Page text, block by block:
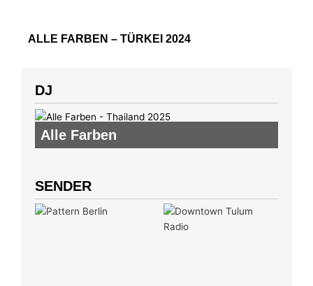
ALLE FARBEN – TÜRKEI 2024
DJ
Alle Farben
SENDER